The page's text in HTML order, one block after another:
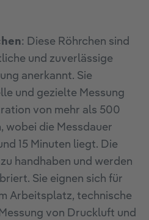
: Diese Röhrchen sind
und zuverlässige
anerkannt. Sie
und gezielte Messung
von mehr als 500
wobei die Messdauer
15 Minuten liegt. Die
handhaben und werden
Sie eignen sich für
Arbeitsplatz, technische
von Druckluft und